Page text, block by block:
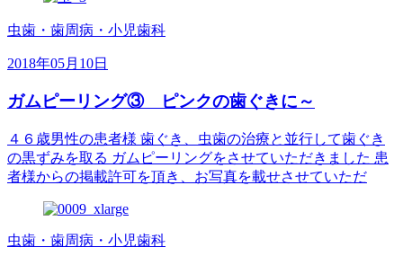
虫歯・歯周病・小児歯科
2018年05月10日
ガムピーリング③ ピンクの歯ぐきに～
４６歳男性の患者様 歯ぐき、虫歯の治療と並行して歯ぐき
の黒ずみを取る ガムピーリングをさせていただきました 患
者様からの掲載許可を頂き、お写真を載せさせていただ
虫歯・歯周病・小児歯科